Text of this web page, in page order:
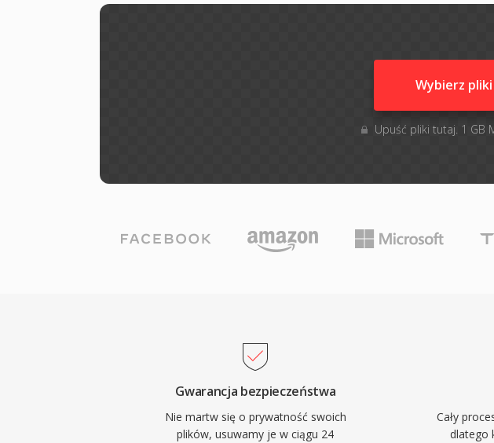
Wybierz pliki
Upuść pliki tutaj. 1 GB
Gwarancja bezpieczeństwa
Nie martw się o prywatność swoich
plików, usuwamy je w ciągu 24
Cały
dlatego